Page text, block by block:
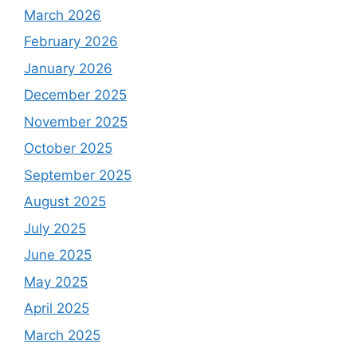
March 2026
February 2026
January 2026
December 2025
November 2025
October 2025
September 2025
August 2025
July 2025
June 2025
May 2025
April 2025
March 2025